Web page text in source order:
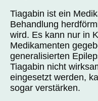
Tiagabin ist ein
Behandlung
wird. Es kann nur in
Medikamenten
generalisierten
Tiagabin nicht
eingesetzt werden,
sogar verstärken.